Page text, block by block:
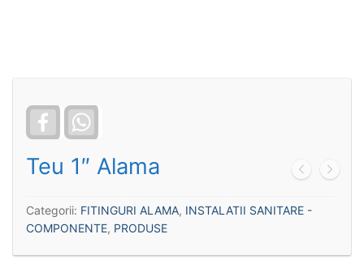
Facebook
Teu 1″ Alama
Categorii: FITINGURI ALAMA, INSTALATII SANITARE -
COMPONENTE, PRODUSE